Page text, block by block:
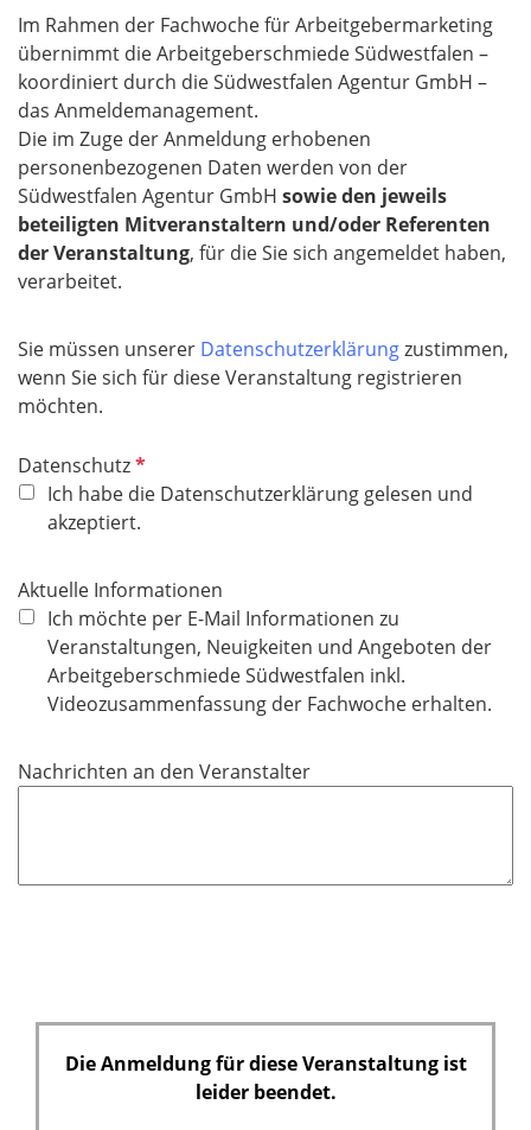
e
l
d
Im Rahmen der Fachwoche für Arbeitgebermarketing
übernimmt die Arbeitgeberschmiede Südwestfalen –
koordiniert durch die Südwestfalen Agentur GmbH –
das Anmeldemanagement.
Die im Zuge der Anmeldung erhobenen
personenbezogenen Daten werden von der
Südwestfalen Agentur GmbH sowie den jeweils
beteiligten Mitveranstaltern und/oder Referenten
der Veranstaltung, für die Sie sich angemeldet haben,
verarbeitet.
Sie müssen unserer Datenschutzerklärungzustimmen,
wenn Sie sich für diese Veranstaltung registrieren
möchten.
DatenschutzP
f
l
h
t
Ich habe die Datenschutzerklärung gelesen und
akzeptiert.
Aktuelle Informationen
Ich möchte per E-Mail Informationen zu
Veranstaltungen, Neuigkeiten und Angeboten der
Arbeitgeberschmiede Südwestfalen inkl.
Videozusammenfassung der Fachwoche erhalten.
Nachrichten an den Veranstalter
Die Anmeldung für diese Veranstaltung ist
leider beendet.